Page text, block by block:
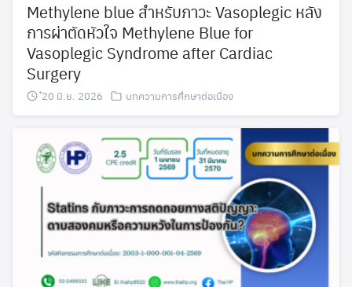
Methylene blue สำหรับภาวะ Vasoplegic หลัง
การผ่าตัดหัวใจ Methylene Blue for
Vasoplegic Syndrome after Cardiac
Surgery
๋20 มิ.ย. 2026 บทความการศึกษาต่อเนื่อง